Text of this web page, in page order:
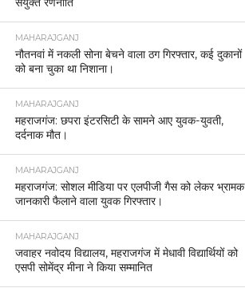
MAHARAJGANJ
नौतनवां में नकली सोना बेचने वाला ठग गिरफ्तार, कई दुकानों
को बना चुका था निशाना।
MAHARAJGANJ
महराजगंज: छपरा इंटरसिटी के सामने आए युवक-युवती,
दर्दनाक मौत।
MAHARAJGANJ
महराजगंज: सोशल मीडिया पर एलपीजी गैस को लेकर भ्रामक
जानकारी फैलाने वाला युवक गिरफ्तार।
MAHARAJGANJ
जवाहर नवोदय विद्यालय, महराजगंज में मेधावी विद्यार्थियों को
एसपी सोमेंद्र मीना ने किया सम्मानित